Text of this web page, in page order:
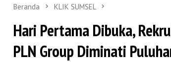
Beranda KLIK SUMSEL
Hari Pertama Dibuka,
PLN Group Diminati